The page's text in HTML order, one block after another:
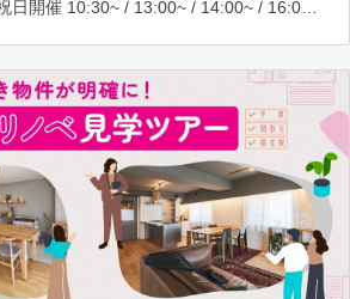
木・金・土・日・祝日開催 10:30~ / 13:00~ / 14:00~ / 16:00~ / 17:00~/ 18:30~/ 19:30~